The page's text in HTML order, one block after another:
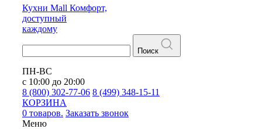
Кухни Mall Комфорт,
доступный
каждому
Поиск
ПН-ВС
с 10:00 до 20:00
8 (800) 302-77-06 8 (499) 348-15-11
КОРЗИНА
0 товаров. Заказать звонок
Меню